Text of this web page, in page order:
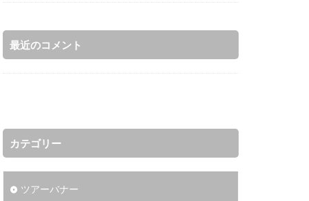
最近のコメント
カテゴリー
ツアーバナー